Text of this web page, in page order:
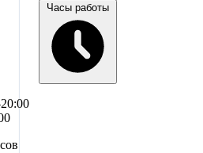
Часы работы